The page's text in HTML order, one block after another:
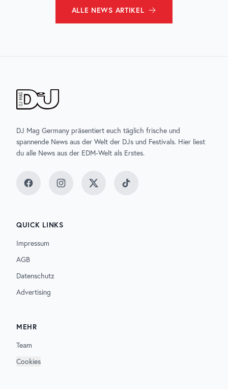
ALLE NEWS ARTIKEL
DJ Mag Germany präsentiert euch täglich frische und
spannende News aus der Welt der DJs und Festivals. Hier liest
du alle News aus der EDM-Welt als Erstes.
FacebookInstagramTwitter TikTok
QUICK LINKS
Impressum
AGB
Datenschutz
Advertising
MEHR
Team
Cookies